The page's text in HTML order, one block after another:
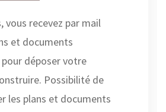
vous recevez par mail
et documents
pour déposer votre
Possibilité de
les plans et documents